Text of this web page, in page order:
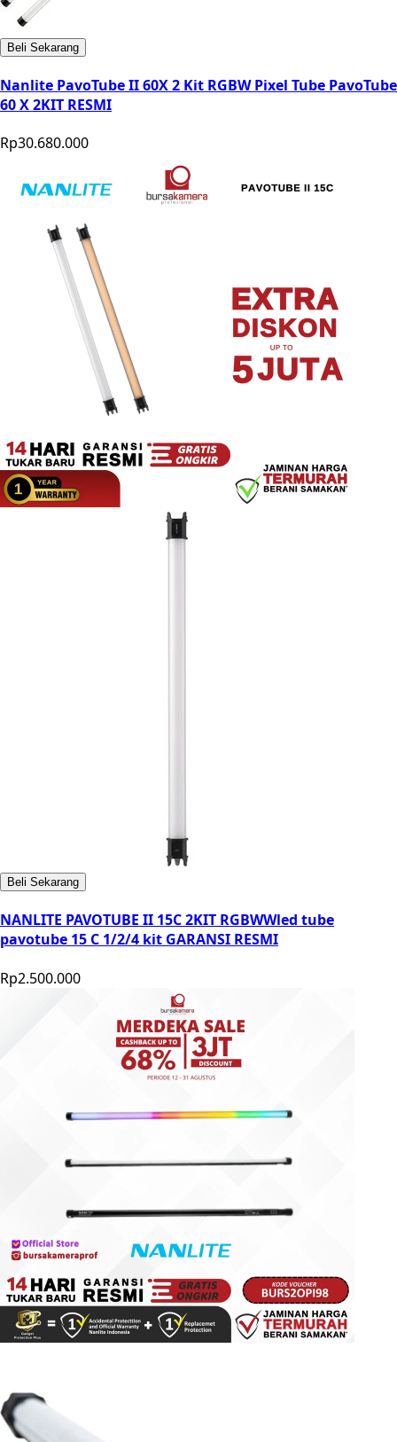
Beli Sekarang
Nanlite PavoTube II 60X 2 Kit RGBW Pixel Tube PavoTube
60 X 2KIT RESMI
Rp30.680.000
Beli Sekarang
NANLITE PAVOTUBE II 15C 2KIT RGBWWled tube
pavotube 15 C 1/2/4 kit GARANSI RESMI
Rp2.500.000